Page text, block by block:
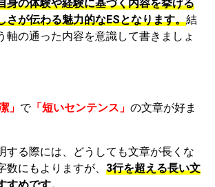
身の体験や経験に基づく内容を挙げる
さが伝わる魅力的なESとなります。結
軸の通った内容を意識して書きましょ
」 で「短いセンテンス」 の文章が好ま
する際には、どうしても文章が長くな
数にもよりますが、 3行を超える長い文